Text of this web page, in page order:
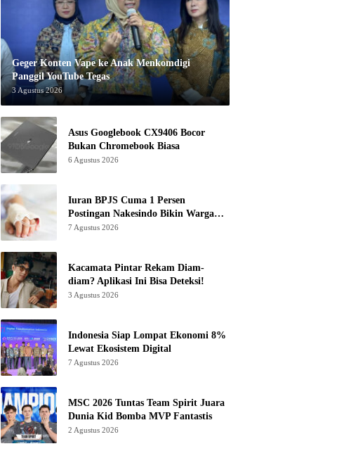
Geger Konten Vape ke Anak Menkomdigi
Panggil YouTube Tegas
3 Agustus 2026
Asus Googlebook CX9406 Bocor
Bukan Chromebook Biasa
6 Agustus 2026
Iuran BPJS Cuma 1 Persen
Postingan Nakesindo Bikin Warganet
Murka
7 Agustus 2026
Kacamata Pintar Rekam Diam-
diam? Aplikasi Ini Bisa Deteksi!
3 Agustus 2026
Indonesia Siap Lompat Ekonomi 8%
Lewat Ekosistem Digital
7 Agustus 2026
MSC 2026 Tuntas Team Spirit Juara
Dunia Kid Bomba MVP Fantastis
2 Agustus 2026